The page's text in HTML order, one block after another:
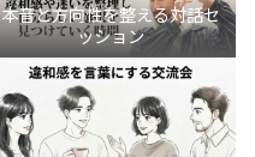
本音と方向性を整える対話セ
ッション